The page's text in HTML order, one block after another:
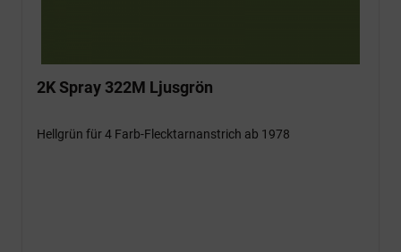
2K Spray 322M Ljusgrön
Hellgrün für 4 Farb-Flecktarnanstrich ab 1978